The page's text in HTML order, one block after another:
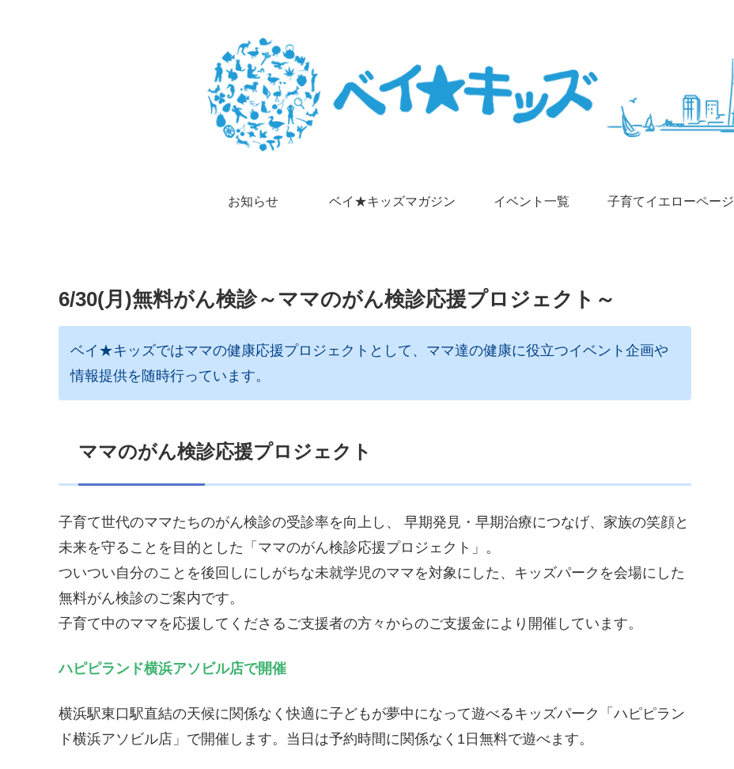
お知らせ ベイ★キッズマガジン イベント一覧 子育てイエローページ
6/30(月)無料がん検診～ママのがん検診応援プロジェクト～
ベイ★キッズではママの健康応援プロジェクトとして、ママ達の健康に役立つイベント企画や
情報提供を随時行っています。
ママのがん検診応援プロジェクト
子育て世代のママたちのがん検診の受診率を向上し、 早期発見・早期治療につなげ、家族の笑顔と
未来を守ることを目的とした「ママのがん検診応援プロジェクト」。
ついつい自分のことを後回しにしがちな未就学児のママを対象にした、キッズパークを会場にした
無料がん検診のご案内です。
子育て中のママを応援してくださるご支援者の方々からのご支援金により開催しています。
ハピピランド横浜アソビル店で開催
横浜駅東口駅直結の天候に関係なく快適に子どもが夢中になって遊べるキッズパーク「ハピピラン
ド横浜アソビル店」で開催します。当日は予約時間に関係なく1日無料で遊べます。